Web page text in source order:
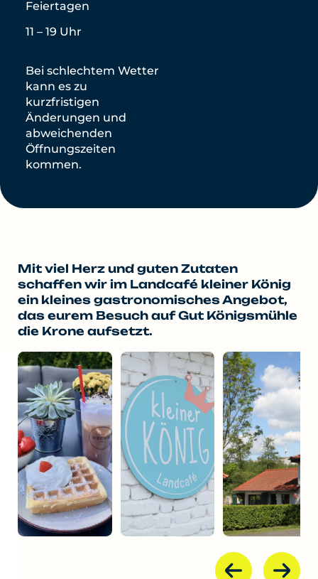
Feiertagen
11 – 19 Uhr
Bei schlechtem Wetter
kann es zu
kurzfristigen
Änderungen und
abweichenden
Öffnungszeiten
kommen.
Mit viel Herz und guten Zutaten
schaffen wir im Landcafé kleiner König
ein kleines gastronomisches Angebot,
das eurem Besuch auf Gut Königsmühle
die Krone aufsetzt.